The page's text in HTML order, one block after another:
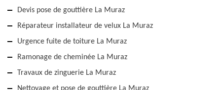
Devis pose de gouttière La Muraz
Réparateur installateur de velux La Muraz
Urgence fuite de toiture La Muraz
Ramonage de cheminée La Muraz
Travaux de zinguerie La Muraz